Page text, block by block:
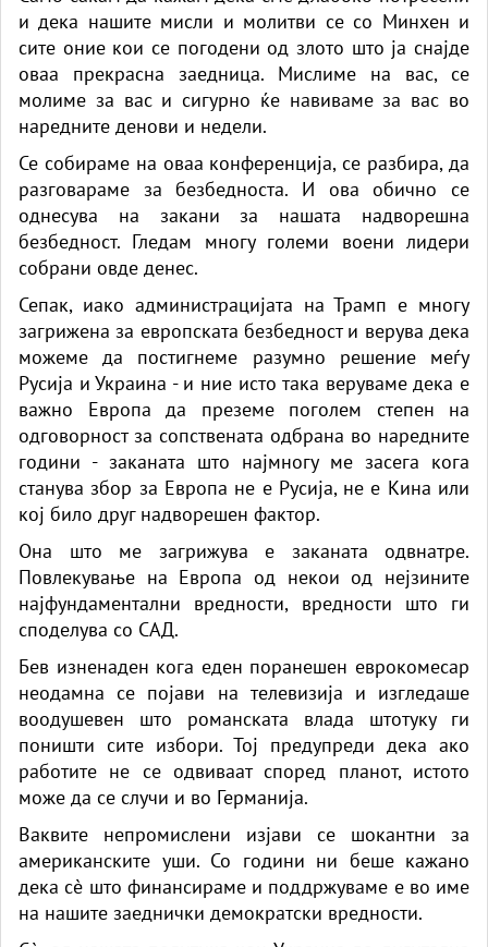
и дека нашите мисли и молитви се со Минхен и
сите оние кои се погодени од злото што ја снајде
оваа прекрасна заедница. Мислиме на вас, се
молиме за вас и сигурно ќе навиваме за вас во
наредните денови и недели.
Се собираме на оваа конференција, се разбира, да
разговараме за безбедноста. И ова обично се
однесува на закани за нашата надворешна
безбедност. Гледам многу големи воени лидери
собрани овде денес.
Сепак, иако администрацијата на Трамп е многу
загрижена за европската безбедност и верува дека
можеме да постигнеме разумно решение меѓу
Русија и Украина - и ние исто така веруваме дека е
важно Европа да преземе поголем степен на
одговорност за сопствената одбрана во наредните
години - заканата што најмногу ме засега кога
станува збор за Европа не е Русија, не е Кина или
кој било друг надворешен фактор.
Она што ме загрижува е заканата одвнатре.
Повлекување на Европа од некои од нејзините
најфундаментални вредности, вредности што ги
споделува со САД.
Бев изненаден кога еден поранешен еврокомесар
неодамна се појави на телевизија и изгледаше
воодушевен што романската влада штотуку ги
поништи сите избори. Тој предупреди дека ако
работите не се одвиваат според планот, истото
може да се случи и во Германија.
Ваквите непромислени изјави се шокантни за
американските уши. Со години ни беше кажано
дека сè што финансираме и поддржуваме е во име
на нашите заеднички демократски вредности.